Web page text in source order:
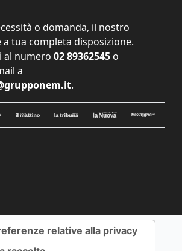
o domanda, il nostro
a tua completa disposizione.
al numero 02 89362545 o
a
.
relative alla privacy